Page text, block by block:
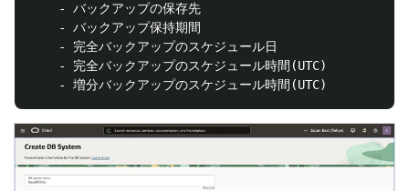
    - バックアップの保存先
    - バックアップ保持期間
    - 完全バックアップのスケジュール日
    - 完全バックアップのスケジュール時間(UTC)